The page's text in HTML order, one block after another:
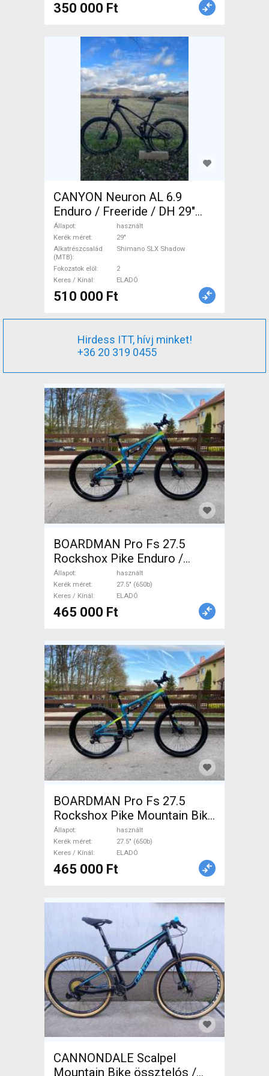
350 000 Ft
CANYON Neuron AL 6.9
Enduro / Freeride / DH 29"
Shimano SLX Shadow
használt ELADÓ
Állapot
használt
Kerék méret
29"
Alkatrészcsalád
(MTB)
Shimano SLX Shadow
Fokozatok elöl
2
Keres / Kínál
ELADÓ
510 000 Ft
Hirdess ITT, hívj minket!
+36 20 319 0455
BOARDMAN Pro Fs 27.5
Rockshox Pike Enduro /
Freeride / DH 27.5" (650b)
használt ELADÓ
Állapot
használt
Kerék méret
27.5" (650b)
Keres / Kínál
ELADÓ
465 000 Ft
BOARDMAN Pro Fs 27.5
Rockshox Pike Mountain Bike
27.5" (650b) össztelós / fully
használt ELADÓ
Állapot
használt
Kerék méret
27.5" (650b)
Keres / Kínál
ELADÓ
465 000 Ft
CANNONDALE Scalpel
Mountain Bike össztelós /